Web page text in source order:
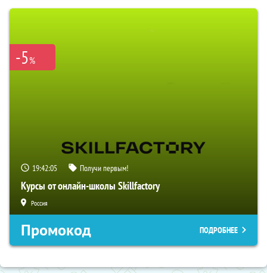
-5%
19:42:04 Получи первым!
Курсы от онлайн-школы Skillfactory
Россия
Промокод ПОДРОБНЕЕ